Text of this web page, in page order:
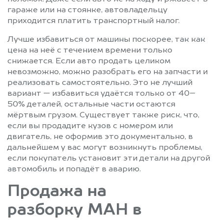
гараже или на стоянке, автовладельцу
приходится платить транспортный налог.
Лучше избавиться от машины поскорее, так как
цена на неё с течением времени только
снижается. Если авто продать целиком
невозможно, можно разобрать его на запчасти и
реализовать самостоятельно. Это не лучший
вариант — избавиться удаётся только от 40–
50% деталей, остальные части остаются
мёртвым грузом. Существует также риск, что,
если вы продадите кузов с номером или
двигатель, не оформив это документально, в
дальнейшем у вас могут возникнуть проблемы,
если покупатель установит эти детали на другой
автомобиль и попадёт в аварию.
Продажа на
разборку МАН в